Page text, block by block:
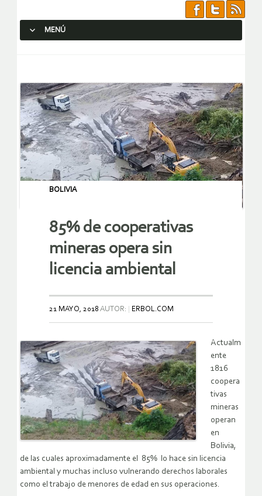
MENÚ
BOLIVIA
85% de cooperativas
mineras opera sin
licencia ambiental
21 MAYO, 2018 AUTOR: ERBOL.COM
Actualm
ente
1816
coopera
tivas
mineras
operan
en
Bolivia,
de las cuales aproximadamente el 85% lo hace sin licencia
ambiental y muchas incluso vulnerando derechos laborales
como el trabajo de menores de edad en sus operaciones.